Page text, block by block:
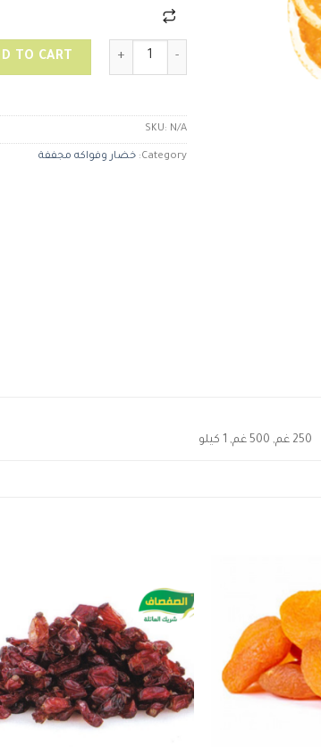
برتقال شرائح مجفف quantity
TO CART
SKU: N/A
Category: خضار وفواكه مجففة
250 غم, 500 غم, 1 كيلو